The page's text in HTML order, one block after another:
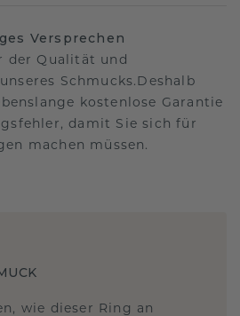
Versprechen
der Qualität und
Schmucks.Deshalb
kostenlose Garantie
damit Sie sich für
machen müssen.
wie dieser Ring an